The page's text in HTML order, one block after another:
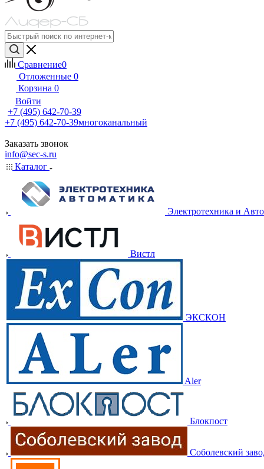
Сравнение0
Отложенные 0
Корзина 0
Войти
+7 (495) 642-70-39
+7 (495) 642-70-39многоканальный
Заказать звонок
info@sec-s.ru
Каталог
Электротехника и
Вистл
ЭКСКОН
Aler
Блокпост
Соболевский